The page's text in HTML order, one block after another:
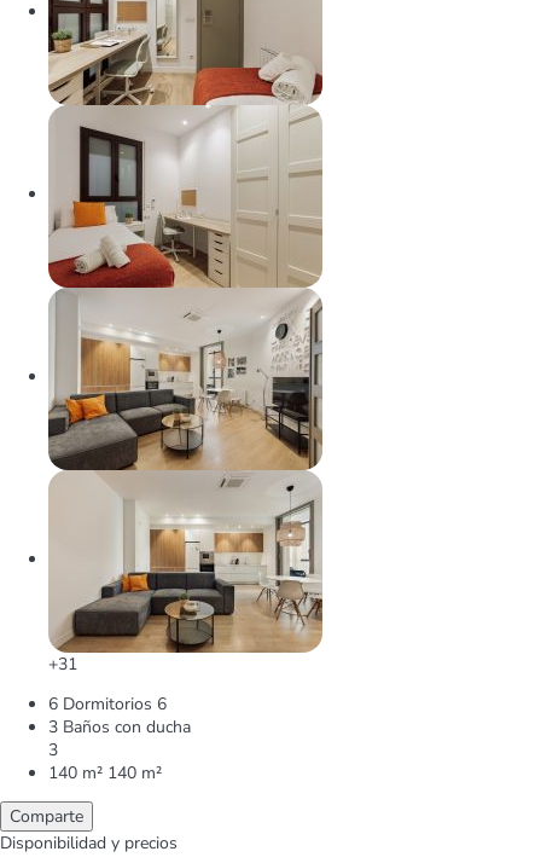
+31
6 Dormitorios 6
3 Baños con ducha
3
140 m² 140 m²
Comparte
Disponibilidad y precios